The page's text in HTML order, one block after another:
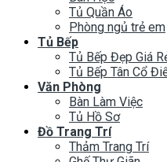
Tủ Quần Áo
Phòng ngủ trẻ em
Tủ Bếp
Tủ Bếp Đẹp Giá
Tủ Bếp Tân Cổ
Văn Phòng
Bàn Làm Việc
Tủ Hồ Sơ
Đồ Trang Trí
Thảm Trang Trí